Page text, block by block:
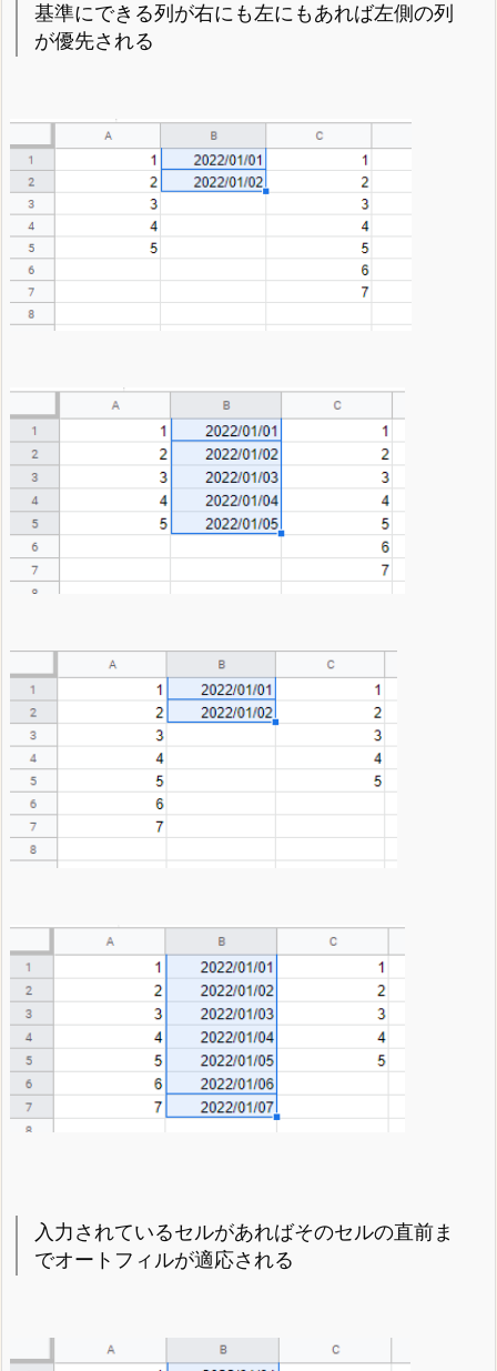
基準にできる列が右にも左にもあれば左側の列
が優先される
入力されているセルがあればそのセルの直前ま
でオートフィルが適応される